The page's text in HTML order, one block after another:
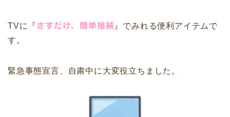
TVに『さすだけ、簡単接続 』でみれる便利アイテムで
す。
緊急事態宣言、自粛中に大変役立ちました。